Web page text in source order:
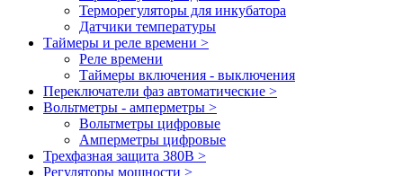
Терморегуляторы для инкубатора
Датчики температуры
Таймеры и реле времени >
Реле времени
Таймеры включения - выключения
Переключатели фаз автоматические >
Вольтметры - амперметры >
Вольтметры цифровые
Амперметры цифровые
Трехфазная защита 380В >
Регуляторы мощности >